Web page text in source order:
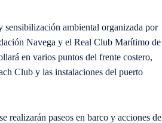
ambiental organizada por
Navega y el Real Club Marítimo de
en varios puntos del frente costero,
Club y las instalaciones del puerto
realizarán paseos en barco y acciones de